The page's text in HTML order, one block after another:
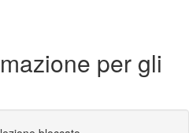
per gli